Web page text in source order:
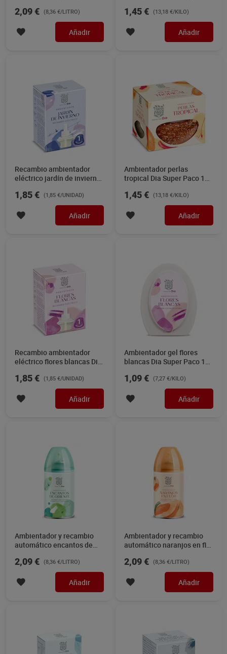
2,09 € (8,36 €/LITRO)
Añadir
1,45 € (13,18 €/KILO)
Añadir
Recambio ambientador
eléctrico jardín de invierno
1,85 € (1,85 €/UNIDAD)
Añadir
Ambientador perlas
tropical Dia Super Paco 110
1,45 € (13,18 €/KILO)
Añadir
Recambio ambientador
eléctrico flores blancas Dia
1,85 € (1,85 €/UNIDAD)
Añadir
Ambientador gel flores
blancas Dia Super Paco 150
1,09 € (7,27 €/KILO)
Añadir
Ambientador y recambio
automático encantos de
ml
2,09 € (8,36 €/LITRO)
Añadir
Ambientador y recambio
automático naranjos en flor
2,09 € (8,36 €/LITRO)
Añadir